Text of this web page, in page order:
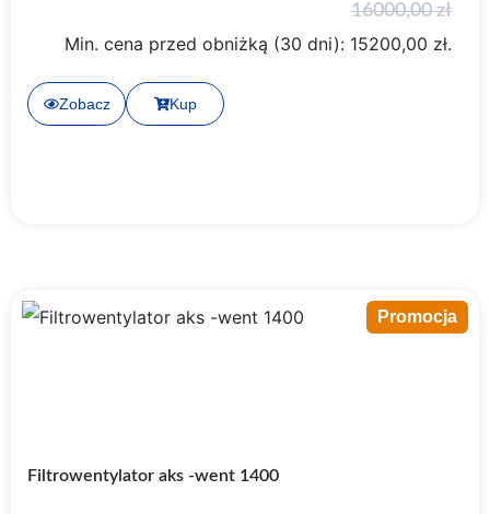
16000,00zł
Min. cena przed obniżką (30 dni): 15200,00 zł.
Zobacz Kup
Promocja
Filtrowentylator aks -went 1400